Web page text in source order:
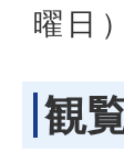
曜日
観